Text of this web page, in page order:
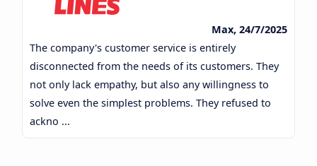
Max, 24/7/2025
The company's customer service is entirely
disconnected from the needs of its customers. They
not only lack empathy, but also any willingness to
solve even the simplest problems. They refused to
ackno ...